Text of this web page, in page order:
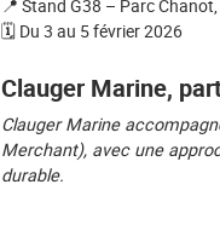
📍 Stand G38 – Parc
🗓️ Du 3 au 5 février 2026
Clauger Marine,
Clauger Marine
Merchant), avec une
durable.